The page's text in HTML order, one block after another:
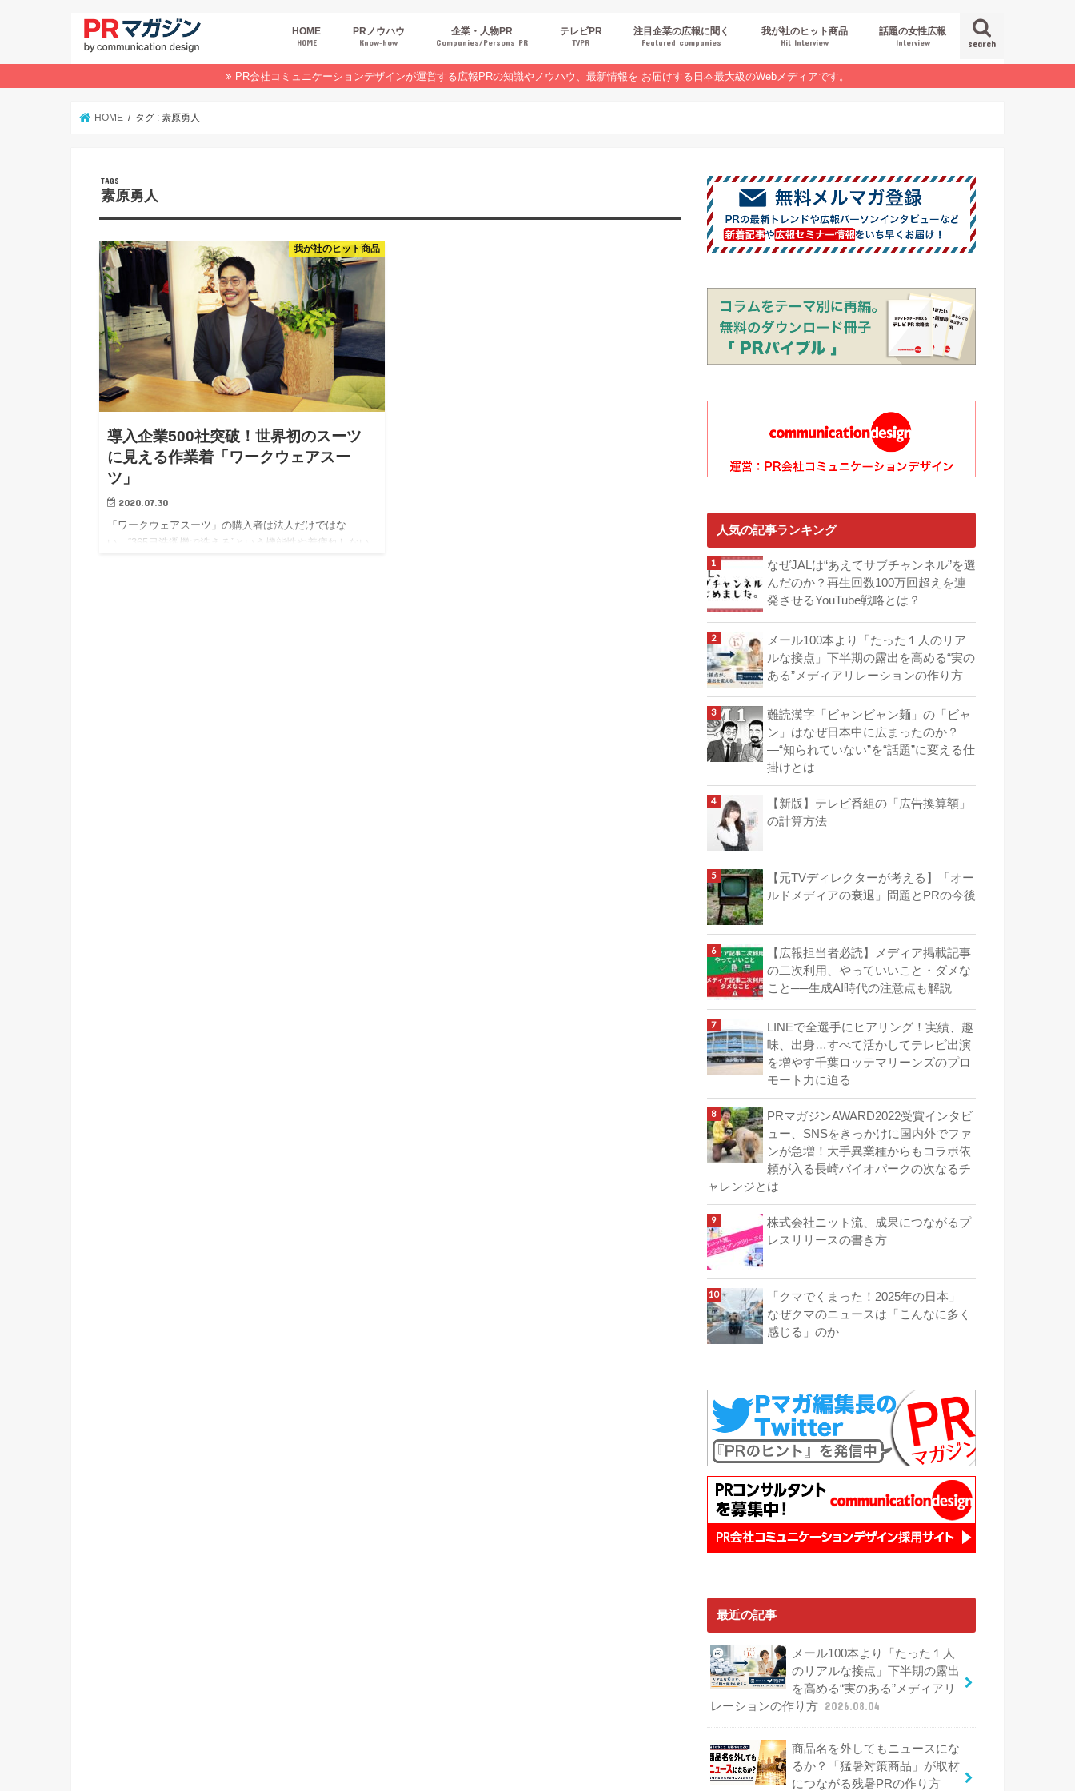
search
HOME
HOME
PRノウハウ
Know‐how
広報スキルUP
商品・サービスPR
デジタルPR
PRトレンド
イベントPR
業界コラム
オンラインセミナーレポート
企業・人物PR
Companies/Persons PR
テレビPR
TVPR
注目企業の広報に聞く
Featured companies
我が社のヒット商品
Hit Interview
話題の女性広報
Interview
PR会社コミュニケーションデザインが運営する広報PRの知識やノウハウ、最新情報を お届けする日本最大級のWebメディアです。
HOME タグ : 素原勇人
素原勇人
我が社のヒット商品
導入企業500社突破！世界初のスーツ
に見える作業着「ワークウェアスー
ツ」
2020.07.30
「ワークウェアスーツ」の購入者は法人だけではな
い。“365日洗濯機で洗える”という機能性や着疲れしない
人気の記事ランキング
なぜJALは“あえてサブチャンネル”を選
んだのか？再生回数100万回超えを連
発させるYouTube戦略とは？
メール100本より「たった１人のリア
ルな接点」下半期の露出を高める“実の
ある”メディアリレーションの作り方
難読漢字「ビャンビャン麺」の「ビャ
ン」はなぜ日本中に広まったのか？
―“知られていない”を“話題”に変える仕
掛けとは
【新版】テレビ番組の「広告換算額」
の計算方法
【元TVディレクターが考える】「オー
ルドメディアの衰退」問題とPRの今後
【広報担当者必読】メディア掲載記事
の二次利用、やっていいこと・ダメな
こと──生成AI時代の注意点も解説
LINEで全選手にヒアリング！実績、趣
味、出身…すべて活かしてテレビ出演
を増やす千葉ロッテマリーンズのプロ
モート力に迫る
PRマガジンAWARD2022受賞インタビ
ュー、SNSをきっかけに国内外でファ
ンが急増！大手異業種からもコラボ依
頼が入る長崎バイオパークの次なるチ
ャレンジとは
株式会社ニット流、成果につながるプ
レスリリースの書き方
「クマでくまった！2025年の日本」
なぜクマのニュースは「こんなに多く
感じる」のか
最近の記事
メール100本より「たった１人
のリアルな接点」下半期の露出
を高める“実のある”メディアリ
レーションの作り方 2026.08.04
商品名を外してもニュースにな
るか？「猛暑対策商品」が取材
につながる残暑PRの作り方